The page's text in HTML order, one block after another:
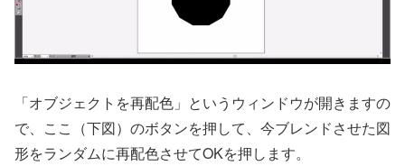
「オブジェクトを再配色」というウィンドウが開きますの
で、ここ（下図）のボタンを押して、今ブレンドさせた図
形をランダムに再配色させてOKを押します。